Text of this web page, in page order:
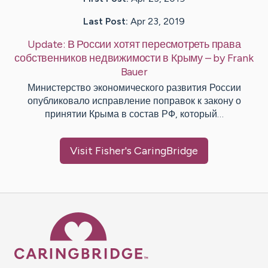
Last Post: Apr 23, 2019
Update: В России хотят пересмотреть права
собственников недвижимости в Крыму– byFrank
Bauer
Министерство экономического развития России
опубликовало исправление поправок к закону о
принятии Крыма в состав РФ, который…
Visit Fisher's CaringBridge